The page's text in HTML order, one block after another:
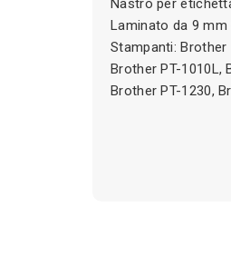
Laminato da 9 mm
Stampanti: Brother
Brother PT-1010L,
Brother PT-1230,